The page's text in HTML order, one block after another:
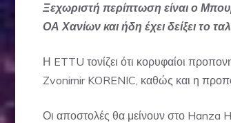
Ξεχωριστή περίπτωση είναι ο
ΟΑ Χανίων και ήδη έχει δείξει το
Η ETTU τονίζει ότι κορυφαίοι
Zvonimir KORENIC, καθώς και η
Οι αποστολές θα μείνουν στο Hanza